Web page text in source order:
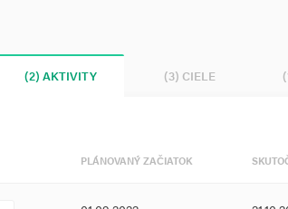
cestnom ťahu I/66) v rozsahu
nárazu, nosiče ZDZ a zvodidlá
(2) AKTIVITY (3) CIELE
PLÁNOVANÝ ZAČIATOK